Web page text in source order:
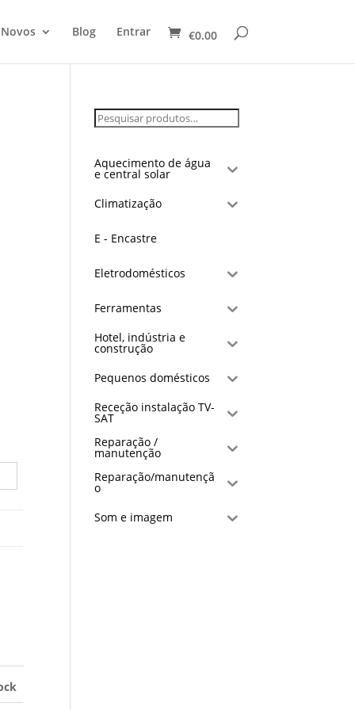
Blog Entrar €0.00
Aquecimento de água
e central solar
Climatização
E - Encastre
Eletrodomésticos
Ferramentas
Hotel, indústria e
construção
Pequenos domésticos
Receção instalação TV-
SAT
Reparação /
manutenção
Reparação/manutençã
o
Som e imagem